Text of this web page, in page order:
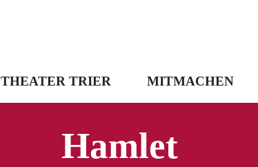
THEATER TRIER MITMACHEN
Hamlet